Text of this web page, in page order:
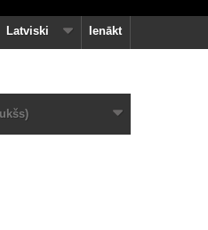
Ienākt
Latviski